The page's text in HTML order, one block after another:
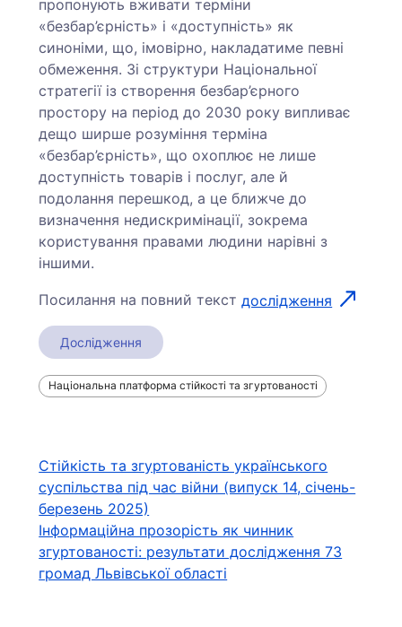
пропонують вживати терміни
«безбар’єрність» і «доступність» як
синоніми, що, імовірно, накладатиме певні
обмеження. Зі структури Національної
стратегії із створення безбар’єрного
простору на період до 2030 року випливає
дещо ширше розуміння терміна
«безбар’єрність», що охоплює не лише
доступність товарів і послуг, але й
подолання перешкод, а це ближче до
визначення недискримінації, зокрема
користування правами людини нарівні з
іншими.
Посилання на повний текстдослідження
Дослідження
Національна платформа стійкості та згуртованості
Навігація
записів
Стійкість та згуртованість українського
суспільства під час війни (випуск 14, січень-
березень 2025)
Інформаційна прозорість як чинник
згуртованості: результати дослідження 73
громад Львівської області